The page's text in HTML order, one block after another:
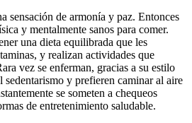
sensación de armonía y paz. Entonces
y mentalmente sanos para comer.
una dieta equilibrada que les
y realizan actividades que
vez se enferman, gracias a su estilo
y prefieren caminar al aire
se someten a chequeos
de entretenimiento saludable.